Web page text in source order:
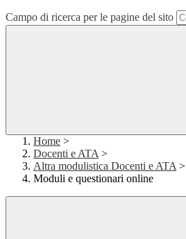
Campo di ricerca per le pagine del sito
Home >
Docenti e ATA >
Altra modulistica Docenti e ATA >
Moduli e questionari online